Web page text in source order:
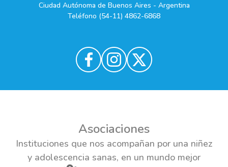
Ciudad Autónoma de Buenos Aires - Argentina
Teléfono (54-11) 4862-6868
Asociaciones
Instituciones que nos acompañan por una niñez
y adolescencia sanas, en un mundo mejor